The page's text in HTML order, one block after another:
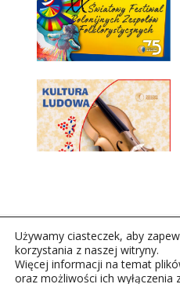
Używamy ciasteczek, aby
korzystania z naszej witryny.
Więcej informacji na temat
oraz możliwości ich wyłączenia